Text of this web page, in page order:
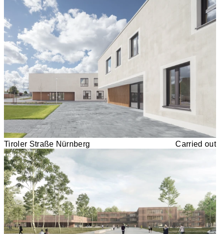
Tiroler Straße Nürnberg Carried out